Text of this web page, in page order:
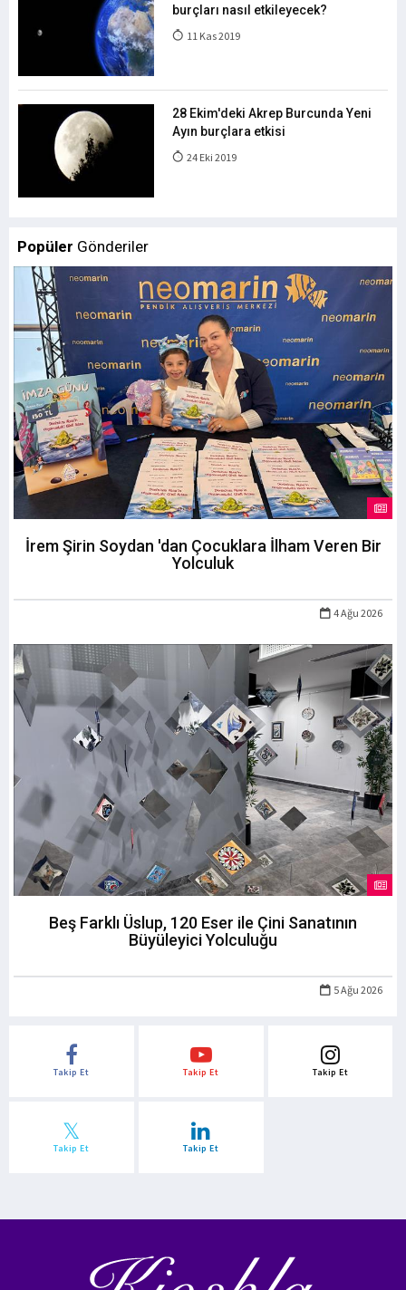
burçları nasıl etkileyecek?
11 Kas 2019
28 Ekim'deki Akrep Burcunda Yeni
Ayın burçlara etkisi
24 Eki 2019
Popüler Gönderiler
İrem Şirin Soydan 'dan Çocuklara İlham Veren Bir
Yolculuk
4 Ağu 2026
Beş Farklı Üslup, 120 Eser ile Çini Sanatının
Büyüleyici Yolculuğu
5 Ağu 2026
Takip Et Takip Et Takip Et
Takip Et Takip Et